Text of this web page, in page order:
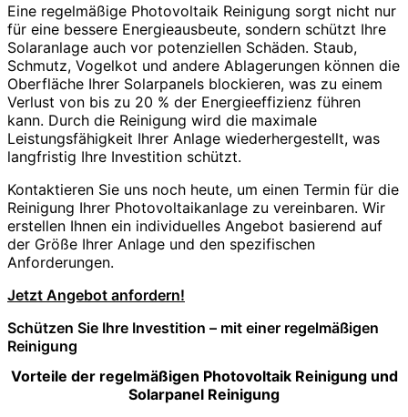
Eine regelmäßige Photovoltaik Reinigung sorgt nicht nur
für eine bessere Energieausbeute, sondern schützt Ihre
Solaranlage auch vor potenziellen Schäden. Staub,
Schmutz, Vogelkot und andere Ablagerungen können die
Oberfläche Ihrer Solarpanels blockieren, was zu einem
Verlust von bis zu 20 % der Energieeffizienz führen
kann. Durch die Reinigung wird die maximale
Leistungsfähigkeit Ihrer Anlage wiederhergestellt, was
langfristig Ihre Investition schützt.
Kontaktieren Sie uns noch heute, um einen Termin für die
Reinigung Ihrer Photovoltaikanlage zu vereinbaren. Wir
erstellen Ihnen ein individuelles Angebot basierend auf
der Größe Ihrer Anlage und den spezifischen
Anforderungen.
Jetzt Angebot anfordern!
Schützen Sie Ihre Investition – mit einer regelmäßigen
Reinigung
Vorteile der regelmäßigen Photovoltaik Reinigung und
Solarpanel Reinigung